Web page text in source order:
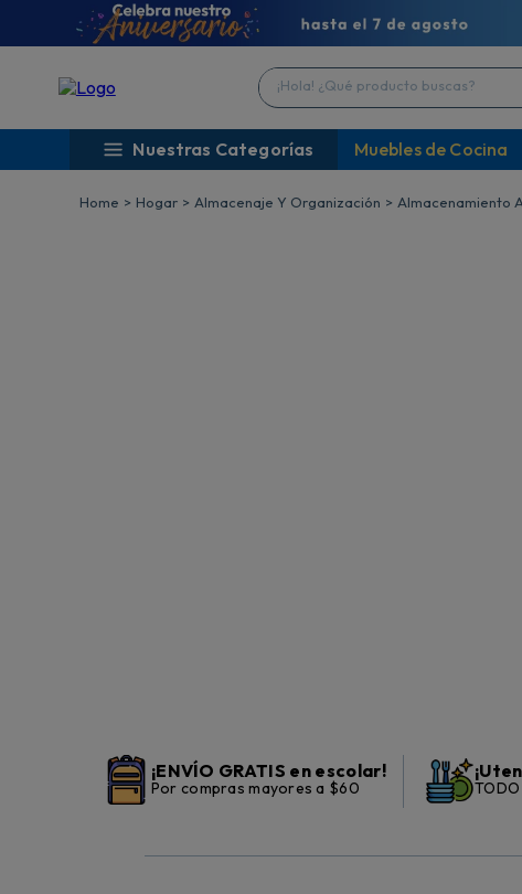
¡Hola! ¿Qué producto buscas?
Nuestras Categorías Muebles de Cocina
Hogar Almacenaje Y Organización Almacenamiento
¡ENVÍO GRATIS en escolar!
Por compras mayores a $60